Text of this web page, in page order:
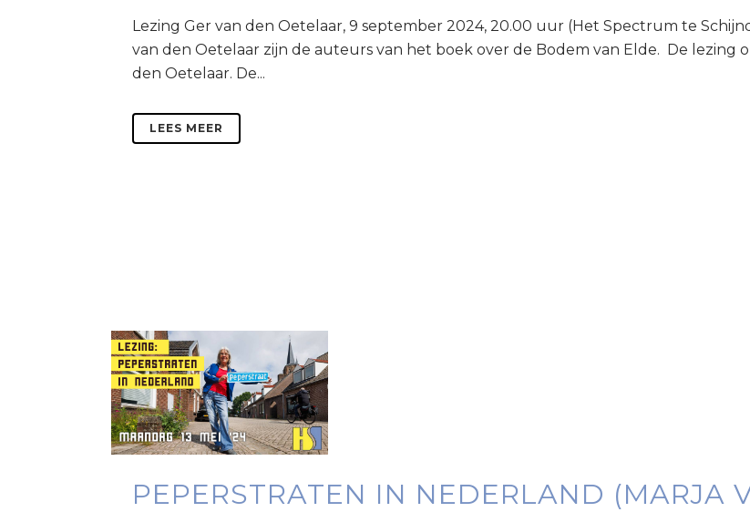
Lezing Ger van den Oetelaar, 9 september 2024, 20.00 uur (Het Spectrum te
van den Oetelaar zijn de auteurs van het boek over de Bodem van Elde. De lezing
den Oetelaar. De...
LEES MEER
PEPERSTRATEN IN NEDERLAND (MARJA